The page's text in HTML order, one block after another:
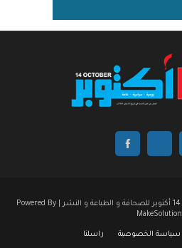
© جميع الحقوق محفوظة لمؤسسة 14 أكتوبر للصحافة و الطباعة و النشر | Powered By
MakeSolution
سياسة الخصوصية راسلنا